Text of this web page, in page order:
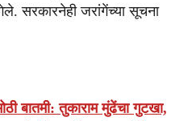
सरकारनेही जरांगेंच्या सूचना
बातमी: तुकाराम मुंढेंचा गुटखा,